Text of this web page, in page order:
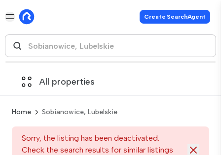
Create SearchAgent
All properties
Home Sobianowice, Lubelskie
Sorry, the listing has been deactivated.
Check the search results for similar listings